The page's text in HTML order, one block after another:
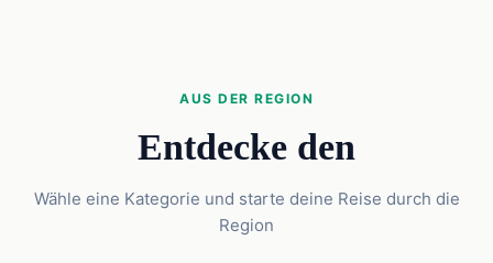
AUS DER REGION
Entdecke den
Wähle eine Kategorie und starte deine Reise durch die
Region